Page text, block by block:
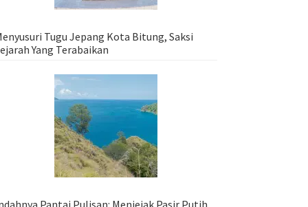
Tugu Jepang Kota Bitung, Saksi
Yang Terabaikan
Pantai Pulisan: Menjejak Pasir Putih